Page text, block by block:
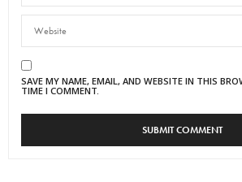
SAVE MY NAME, EMAIL, AND WEBSITE IN THIS
TIME I COMMENT.